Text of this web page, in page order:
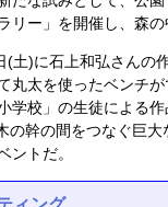
リー」を開催し、森の
土)に石上和弘さんの
丸太を使ったベンチ
学校」の生徒による
の幹の間をつなぐ巨
ントだ。